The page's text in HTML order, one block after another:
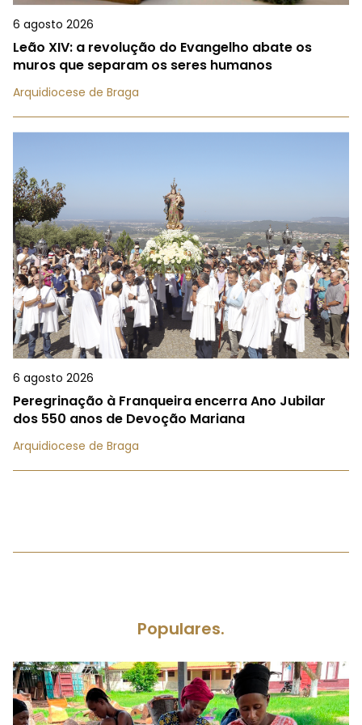
6 agosto 2026
Leão XIV: a revolução do Evangelho abate os
muros que separam os seres humanos
Arquidiocese de Braga
6 agosto 2026
Peregrinação à Franqueira encerra Ano Jubilar
dos 550 anos de Devoção Mariana
Arquidiocese de Braga
Populares.